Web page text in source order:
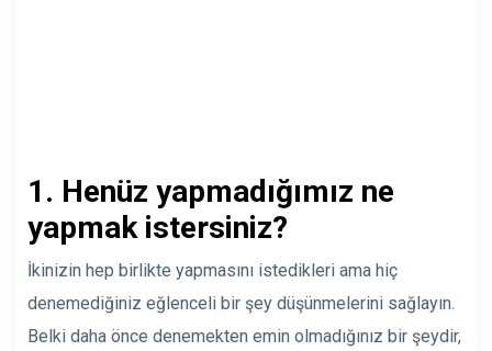
1. Henüz yapmadığımız ne
yapmak istersiniz?
İkinizin hep birlikte yapmasını istedikleri ama hiç
denemediğiniz eğlenceli bir şey düşünmelerini sağlayın.
Belki daha önce denemekten emin olmadığınız bir şeydir,